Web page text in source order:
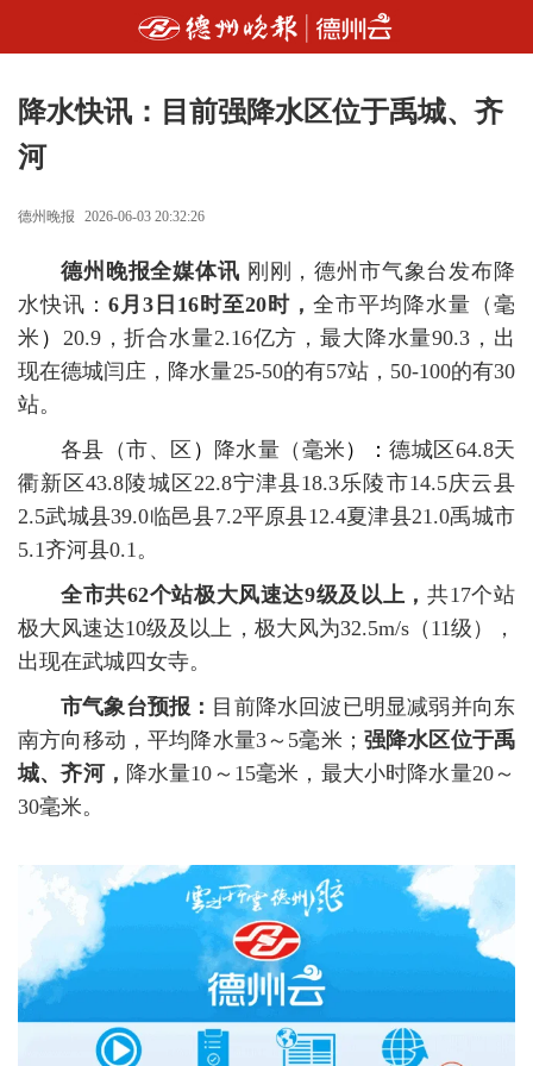
降水快讯：目前强降水区位于禹城、齐
河
德州晚报 2026-06-03 20:32:26
德州晚报全媒体讯 刚刚，德州市气象台发布降
水快讯： 6月3日16时至20时， 全市平均降水量（毫
米 ） 20.9，折合水量2.16亿方，最大降水量90.3，出
现在德城闫庄，降水量25-50的有57站，50-100的有30
站。
各县（市、区 ） 降水量（毫米 ）：德城区64.8天
衢新区43.8陵城区22.8宁津县18.3乐陵市14.5庆云县
2.5武城县39.0临邑县7.2平原县12.4夏津县21.0禹城市
5.1齐河县0.1。
全市共62个站极大风速达9级及以上，共17个站
极大风速达10级及以上，极大风为32.5m/s（11级），
出现在武城四女寺。
市气象台预报： 目前降水回波已明显减弱并向东
南方向移动，平均降水量3～5毫米； 强降水区位于禹
城、齐河， 降水量10～15毫米，最大小时降水量20～
30毫米。